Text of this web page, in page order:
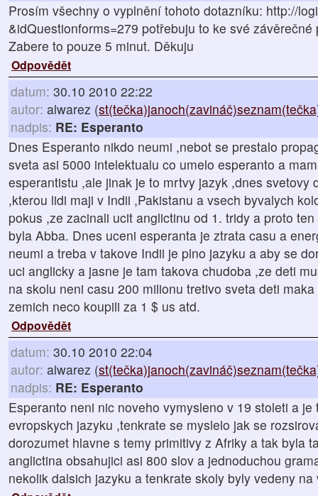
Prosím všechny o vyplnění tohoto dotazníku: http://
&idQuestionforms=279 potřebuju to ke své
Zabere to pouze 5 minut. Děkuju
Odpovědět
datum: 30.10 2010 22:22
autor: alwarez (
nadpis: RE: Esperanto
Dnes Esperanto nikdo neumi ,nebot se prestalo
sveta asi 5000 intelektualu co umelo esperanto a
esperantistu ,ale jinak je to mrtvy jazyk ,dnes svetovy
,kterou lidi maji v Indii ,Pakistanu a vsech byvalych
pokus ,ze zacinali ucit anglictinu od 1. tridy a proto
byla Abba. Dnes uceni esperanta je ztrata casu a
neumi a treba v takove Indii je plno jazyku a aby se
uci anglicky a jasne je tam takova chudoba ,ze deti
na skolu neni casu 200 milionu tretivo sveta deti
zemich neco koupili za 1 $ us atd.
Odpovědět
datum: 30.10 2010 22:04
autor: alwarez (
nadpis: RE: Esperanto
Esperanto neni nic noveho vymysleno v 19 stoleti a
evropskych jazyku ,tenkrate se myslelo jak se
dorozumet hlavne s temy primitivy z Afriky a tak byla
anglictina obsahujici asi 800 slov a jednoduchou
nekolik dalsich jazyku a tenkrate skoly byly vedeny